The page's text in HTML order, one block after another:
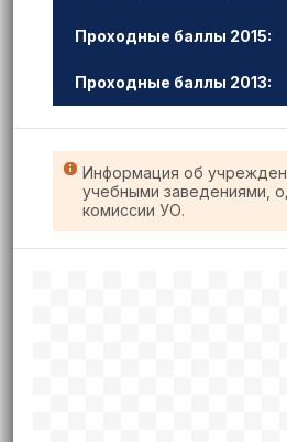
Проходные баллы 2015:
Проходные баллы 2013:
Информация об
учебными заведениями,
комиссии УО.